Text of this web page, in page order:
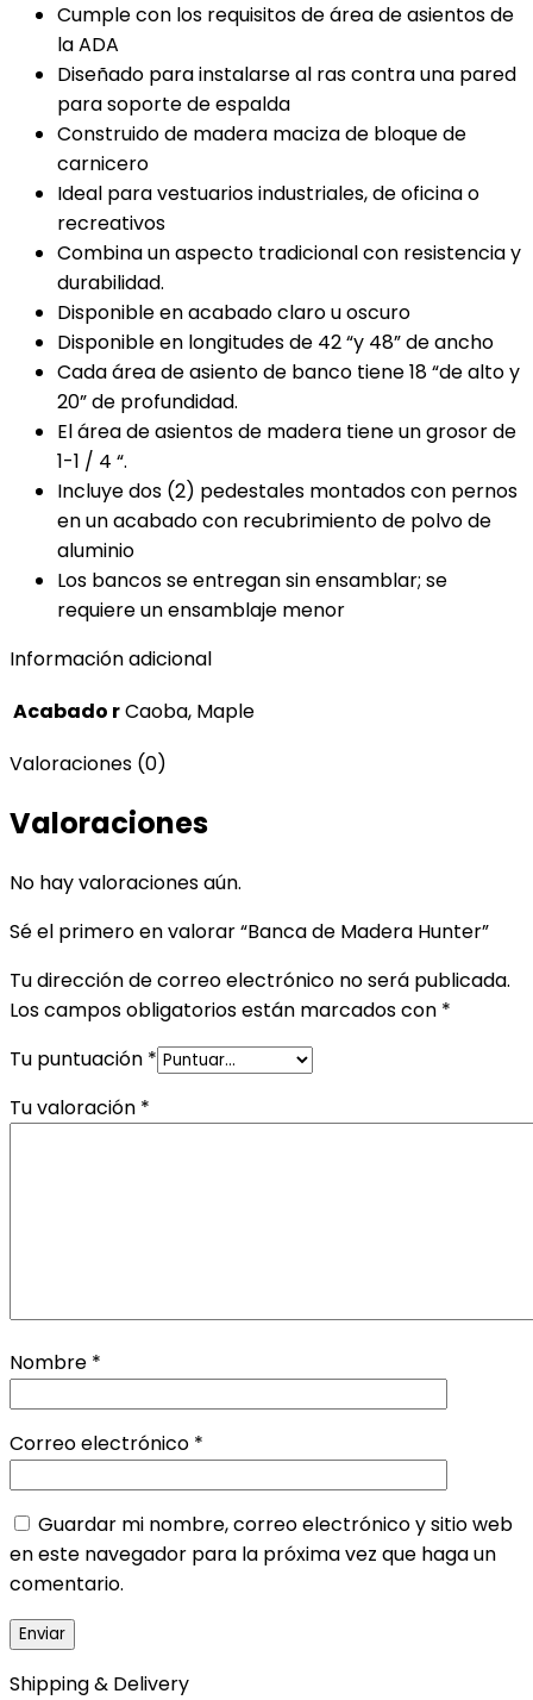
Cumple con los requisitos de área de asientos de
la ADA
Diseñado para instalarse al ras contra una pared
para soporte de espalda
Construido de madera maciza de bloque de
carnicero
Ideal para vestuarios industriales, de oficina o
recreativos
Combina un aspecto tradicional con resistencia y
durabilidad.
Disponible en acabado claro u oscuro
Disponible en longitudes de 42 “y 48” de ancho
Cada área de asiento de banco tiene 18 “de alto y
20” de profundidad.
El área de asientos de madera tiene un grosor de
1-1 / 4 “.
Incluye dos (2) pedestales montados con pernos
en un acabado con recubrimiento de polvo de
aluminio
Los bancos se entregan sin ensamblar; se
requiere un ensamblaje menor
Información adicional
Acabado rCaoba, Maple
Valoraciones (0)
Valoraciones
No hay valoraciones aún.
Sé el primero en valorar “Banca de Madera Hunter”
Tu dirección de correo electrónico no será publicada.
Los campos obligatorios están marcados con *
Tu puntuación *
Tu valoración *
Nombre *
Correo electrónico *
Guardar mi nombre, correo electrónico y sitio web
en este navegador para la próxima vez que haga un
comentario.
Shipping & Delivery